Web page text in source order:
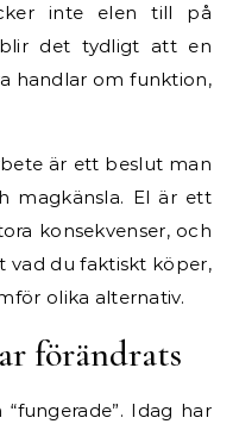
inte elen till på
det tydligt att en
handlar om funktion,
är ett beslut man
magkänsla. El är ett
konsekvenser, och
vad du faktiskt köper,
olika alternativ.
förändrats
Idag har